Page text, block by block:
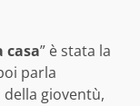
casa” è stata la
parla
della gioventù,